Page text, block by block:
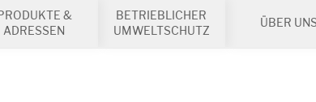
&
ADRESSEN
BETRIEBLICHER
UMWELTSCHUTZ
ÜBER